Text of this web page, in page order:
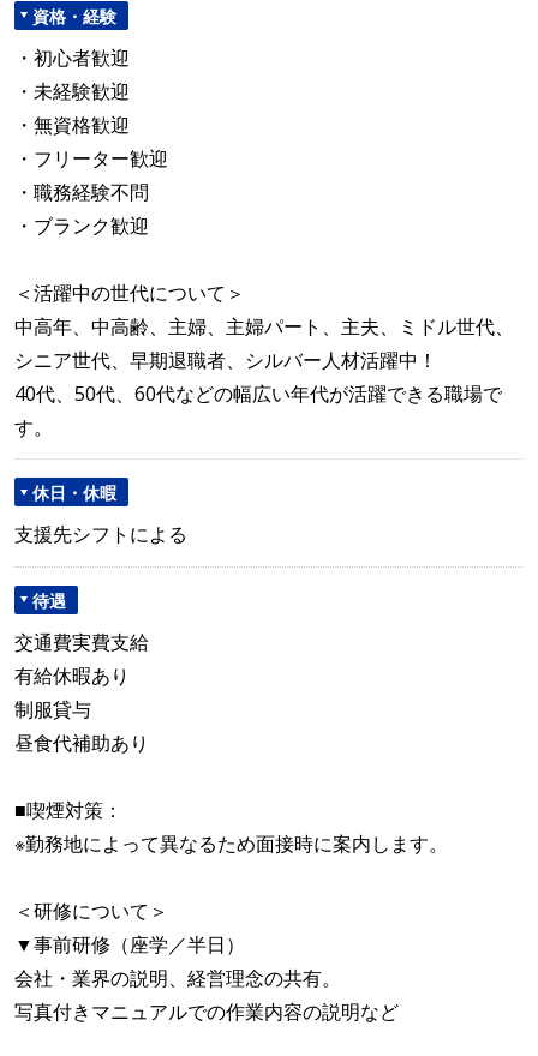
資格・経験
・初心者歓迎
・未経験歓迎
・無資格歓迎
・フリーター歓迎
・職務経験不問
・ブランク歓迎
＜活躍中の世代について＞
中高年、中高齢、主婦、主婦パート、主夫、ミドル世代、
シニア世代、早期退職者、シルバー人材活躍中！
40代、50代、60代などの幅広い年代が活躍できる職場で
す。
休日・休暇
支援先シフトによる
待遇
交通費実費支給
有給休暇あり
制服貸与
昼食代補助あり
■喫煙対策：
※勤務地によって異なるため面接時に案内します。
＜研修について＞
▼事前研修（座学／半日）
会社・業界の説明、経営理念の共有。
写真付きマニュアルでの作業内容の説明など